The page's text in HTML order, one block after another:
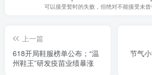
可以接受暂时的失败，但绝对不能接受未
上一篇
618开局鞋服榜单公布；“温
州鞋王”研发疫苗业绩暴涨
节气